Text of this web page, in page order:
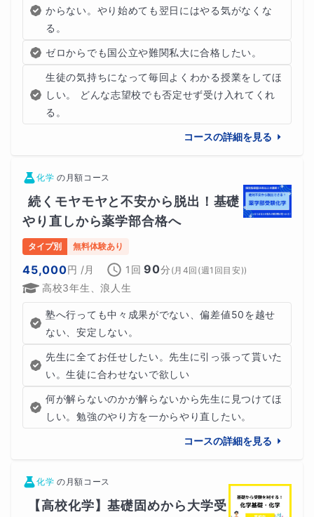
からない。やり始めても翌日にはやる気がなくな
る。
ゼロからでも国公立や難関私大に合格したい。
生徒の気持ちになって毎回よくわかる授業をしてほ
しい。 どんな志望校でも否定せず受け入れてくれ
る。
コースの詳細を見る
化学 の 月額コース
続くモヤモヤと不安から脱出！基礎
やり直しから薬学部合格へ
タイプ別 無料体験あり
45,000円 /月 1回 90分 (月4回(週1回目安))
高校3年生、浪人生
塾へ行っても中々成果がでない、偏差値50を越せ
ない、安定しない。
先生に全てお任せしたい。先生に引っ張って貰いた
い。生徒に合わせないで欲しい
何が解らないのかが解らないから先生に見つけてほ
しい。勉強のやり方を一からやり直したい。
コースの詳細を見る
化学 の 月額コース
【高校化学】基礎固めから大学受